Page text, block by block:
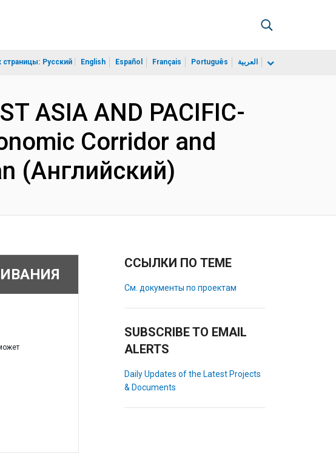
страницы: Русский English Español Français Português العربية
ASIA AND PACIFIC-
Corridor and
(Английский)
ССЫЛКИ ПО ТЕМЕ
См. документы по проектам
SUBSCRIBE TO EMAIL
ALERTS
Daily Updates of the Latest Projects
& Documents